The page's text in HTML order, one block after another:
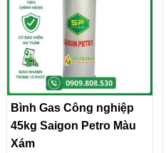
Bình Gas Công nghiệp
45kg Saigon Petro Màu
Xám